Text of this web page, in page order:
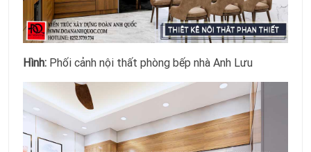
Hình: Phối cảnh nội thất phòng bếp nhà Anh Lưu